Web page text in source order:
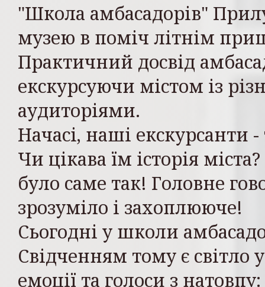
"Школа амбасадорів"
музею в поміч літнім
Практичний досвід
екскурсуючи містом із
аудиторіями.
Начасі, наші екскурсанти -
Чи цікава їм історія
було саме так! Головне
зрозуміло і захоплююче!
Сьогодні у школи
Свідченням тому є світло
емоції та голоси з